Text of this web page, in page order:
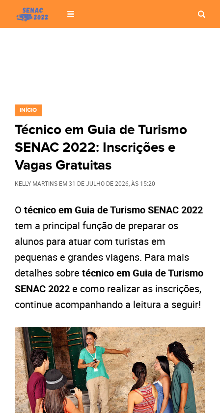
INÍCIO
Técnico em Guia de Turismo
SENAC 2022: Inscrições e
Vagas Gratuitas
KELLY MARTINS EM31 DE JULHO DE 2026 , ÀS 15:20
O técnicoem Guia de Turismo SENAC 2022
tem a principal função de preparar os
alunos para atuar com turistas em
pequenas e grandes viagens. Para mais
detalhes sobre técnico em Guia de Turismo
SENAC 2022 e como realizar as inscrições,
continue acompanhando a leitura a seguir!